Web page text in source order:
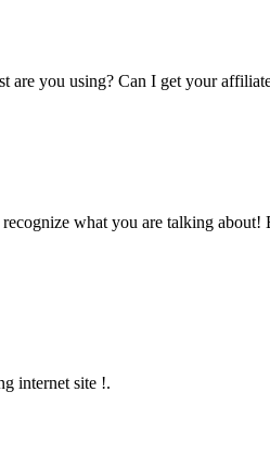
you using? Can I get your
what you are talking
internet site !.